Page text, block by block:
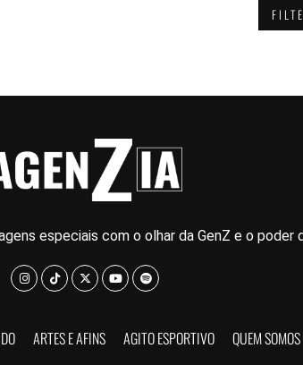
especiais com o olhar da GenZ e o poder
ARTES E AFINS AGITO ESPORTIVO QUEM SOMOS